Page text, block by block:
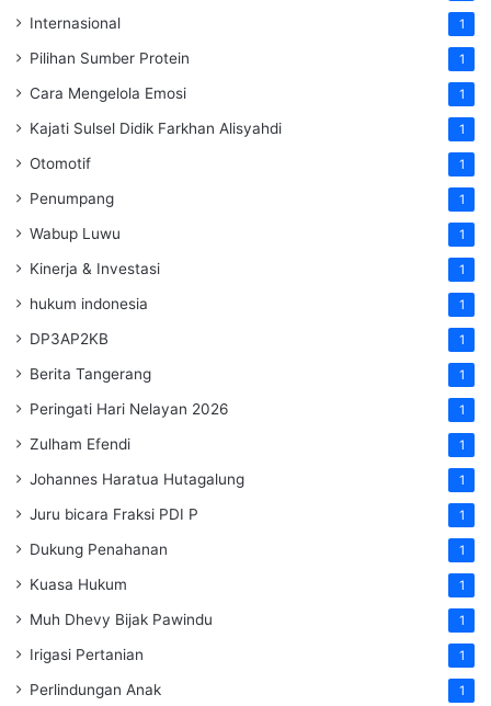
Internasional 1
Pilihan Sumber Protein 1
Cara Mengelola Emosi 1
Kajati Sulsel Didik Farkhan Alisyahdi 1
Otomotif 1
Penumpang 1
Wabup Luwu 1
Kinerja & Investasi 1
hukum indonesia 1
DP3AP2KB 1
Berita Tangerang 1
Peringati Hari Nelayan 2026 1
Zulham Efendi 1
Johannes Haratua Hutagalung 1
Juru bicara Fraksi PDI P 1
Dukung Penahanan 1
Kuasa Hukum 1
Muh Dhevy Bijak Pawindu 1
Irigasi Pertanian 1
Perlindungan Anak 1